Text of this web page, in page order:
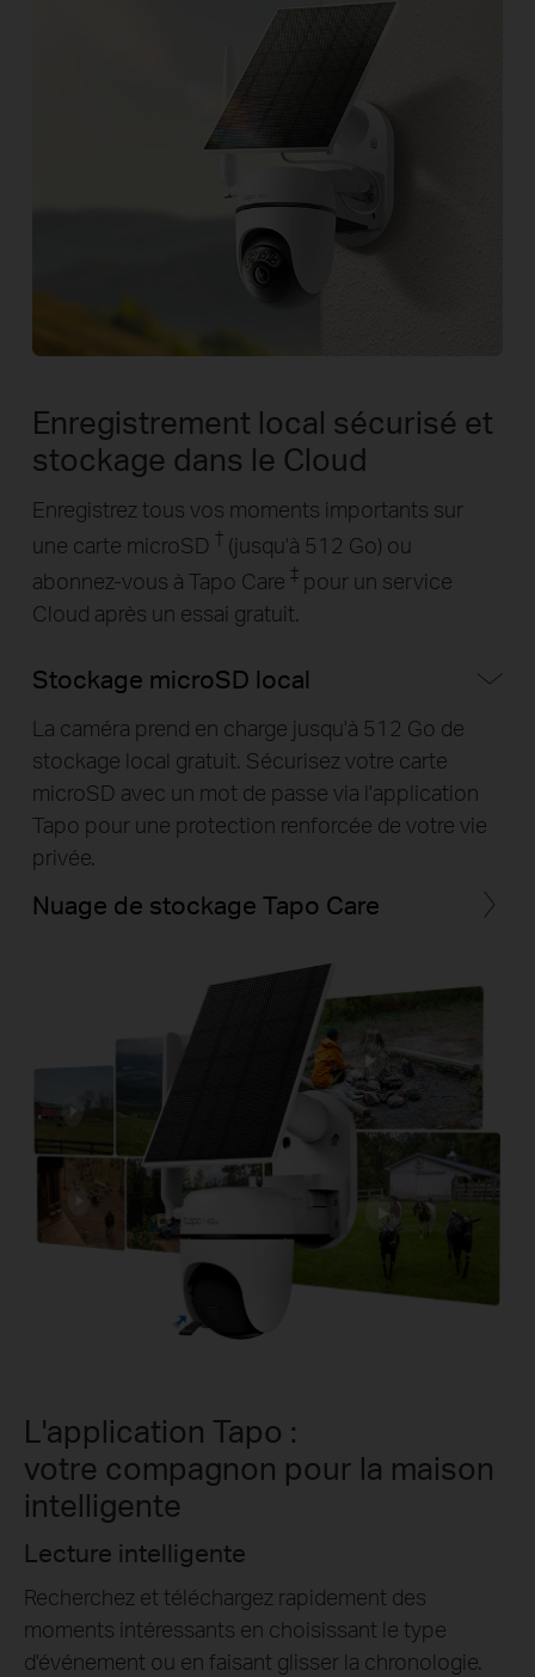
Enregistrement local sécurisé et
stockage dans le Cloud
Enregistrez tous vos moments importants sur
une carte microSD †(jusqu'à 512 Go) ou
abonnez-vous à Tapo Care ‡pour un service
Cloud après un essai gratuit.
Stockage microSD local
La caméra prend en charge jusqu'à 512 Go de
stockage local gratuit. Sécurisez votre carte
microSD avec un mot de passe via l'application
Tapo pour une protection renforcée de votre vie
privée.
Nuage de stockage Tapo Care
L'application Tapo :
votre compagnon pour la maison
intelligente
type
Partage Tapo
Partagez des moments mémorables et
l’accès à vos dispositifs de sécurité à
comptent le plus.